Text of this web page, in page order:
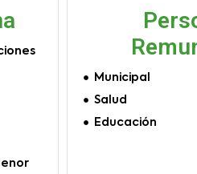
Municipal
Salud
Educación